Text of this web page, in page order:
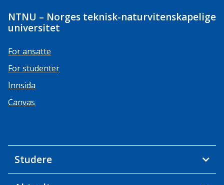
NTNU – Norges teknisk-naturvitenskapelige
universitet
For ansatte
For studenter
Innsida
Canvas
Studere